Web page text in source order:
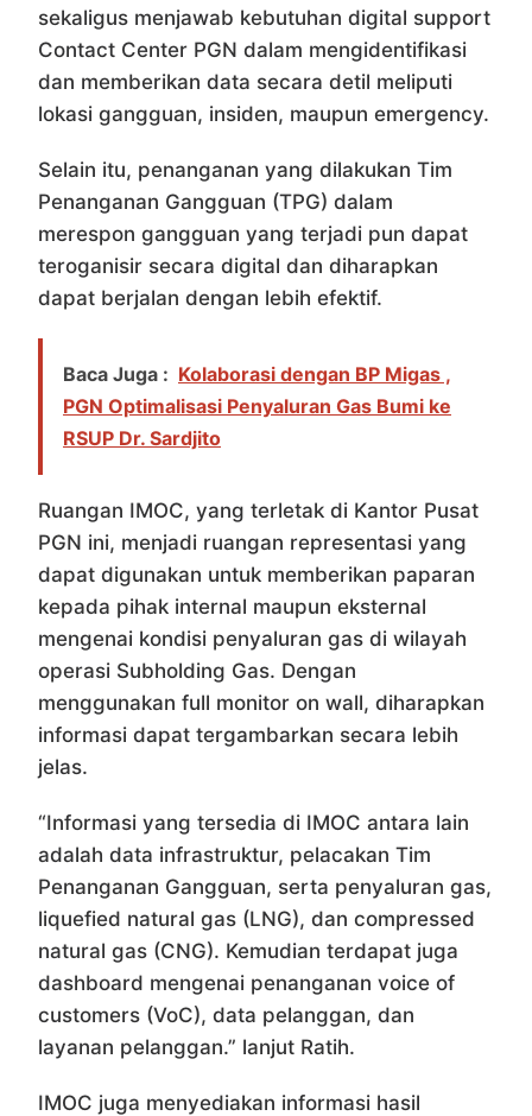
sekaligus menjawab kebutuhan digital support
Contact Center PGN dalam mengidentifikasi
dan memberikan data secara detil meliputi
lokasi gangguan, insiden, maupun emergency.
Selain itu, penanganan yang dilakukan Tim
Penanganan Gangguan (TPG) dalam
merespon gangguan yang terjadi pun dapat
teroganisir secara digital dan diharapkan
dapat berjalan dengan lebih efektif.
Baca Juga : Kolaborasi dengan BP Migas ,
PGN Optimalisasi Penyaluran Gas Bumi ke
RSUP Dr. Sardjito
Ruangan IMOC, yang terletak di Kantor Pusat
PGN ini, menjadi ruangan representasi yang
dapat digunakan untuk memberikan paparan
kepada pihak internal maupun eksternal
mengenai kondisi penyaluran gas di wilayah
operasi Subholding Gas. Dengan
menggunakan full monitor on wall, diharapkan
informasi dapat tergambarkan secara lebih
jelas.
“Informasi yang tersedia di IMOC antara lain
adalah data infrastruktur, pelacakan Tim
Penanganan Gangguan, serta penyaluran gas,
liquefied natural gas (LNG), dan compressed
natural gas (CNG). Kemudian terdapat juga
dashboard mengenai penanganan voice of
customers (VoC), data pelanggan, dan
layanan pelanggan.” lanjut Ratih.
IMOC juga menyediakan informasi hasil